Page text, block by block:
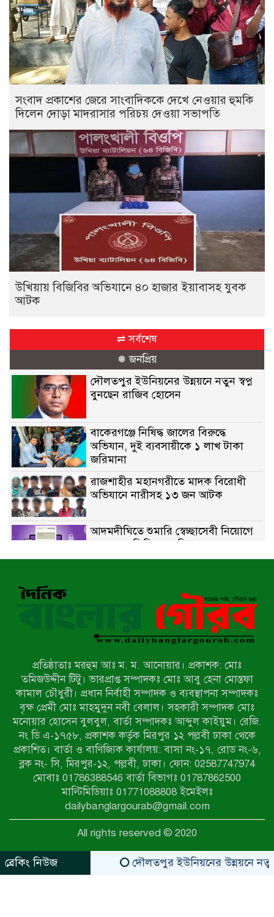
সংবাদ প্রকাশের জেরে সাংবাদিককে দেখে নেওয়ার হুমকি
দিলেন দোড়া মাদরাসার পরিচয় দেওয়া সভাপতি
উখিয়ায় বিজিবির অভিযানে ৪০ হাজার ইয়াবাসহ যুবক
আটক
⇌ সর্বশেষ
❅ জনপ্রিয়
দৌলতপুর ইউনিয়নের উন্নয়নে নতুন স্বপ্ন
বুনছেন রাজিব হোসেন
বাকেরগঞ্জে নিষিদ্ধ জালের বিরুদ্ধে
অভিযান, দুই ব্যবসায়ীকে ১ লাখ টাকা
জরিমানা
রাজশাহীর মহানগরীতে মাদক বিরোধী
অভিযানে নারীসহ ১৩ জন আটক
আদমদীঘিতে শুমারি স্বেচ্ছাসেবী নিয়োগে
যোগ্যতার ভিত্তিতে তালিকা প্রকাশ;
নির্বাচিতদের আ.লীগ ট্যাগে প্রচারণা
নেওয়ার হুমকি দিলেন দোড়া মাদরাসার
পরিচয় দেওয়া সভাপতি
উখিয়ায় বিজিবির অভিযানে ৪০ হাজার
ইয়াবাসহ যুবক আটক
পোরশায় ৭ মাসে ১৯ জনের অপমৃত্যু,
শীর্ষে আত্মহত্যা
হিন্দু বৌদ্ধ খ্রিস্টান কল্যাণ ফ্রন্টের
নীলফামারী কমিটি নিয়ে প্রশ্ন, প্রতিবাদে
সদস্য সচিব
দরিয়ানগরে প্যারাসেইলিং দুর্ঘটনায় পর্যটক
নিহত: হত্যা মামলার প্রধান আসামি ঢাকায়
র‌্যাবের জালে
আদাচাকী দক্ষিণপাড়া ফ্রেন্ডস ক্লাবের
আয়োজনে ফুটবল টুর্নামেন্টের ফাইনাল
অনুষ্ঠিত
প্রতিষ্ঠাতাঃ মরহুম আঃ ম. ম. আনোয়ার। প্রকাশক: মোঃ
তমিজউদ্দীন টিটু। ভারপ্রাপ্ত সম্পাদকঃ মোঃ আবু হেনা মোস্তফা
কামাল চৌধুরী। প্রধান নির্বাহী সম্পাদক ও ব্যবস্থাপনা সম্পাদকঃ
বৃক্ষ প্রেমী মোঃ মাহমুদুন নবী বেলাল। সহকারী সম্পাদক মোঃ
মনোয়ার হোসেন বুলবুল, বার্তা সম্পাদকঃ আব্দুল কাইয়ুম। রেজি.
নং ডি এ-১৭৫৮, প্রকাশক কর্তৃক মিরপুর ১২ পল্লবী ঢাকা থেকে
প্রকাশিত। বার্তা ও বাণিজ্যিক কার্যালয়: বাসা নং-১৭, রোড নং-৬,
ব্লক নং- সি, মিরপুর-১২, পল্লবী, ঢাকা। ফোন: 02587747974
মোবাঃ 01786388546 বার্তা বিভাগঃ 01787862500
মাল্টিমিডিয়াঃ 01771088808 ইমেইলঃ
dailybanglargourab@gmail.com
All rights reserved © 2020
ব্রেকিং নিউজ
দৌলতপুর ইউনিয়নের উন্নয়নে নতুন